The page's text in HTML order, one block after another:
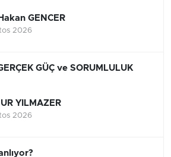
GENCER
2026
GÜÇ ve SORUMLULUK
YILMAZER
2026